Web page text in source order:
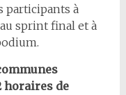
participants à
sprint final et à
horaires de